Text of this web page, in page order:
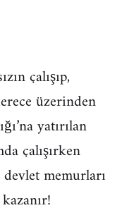
çalışıp,
üzerinden
yatırılan
çalışırken
memurları